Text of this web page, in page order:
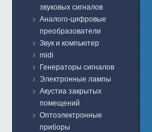
звуковых сигналов
Аналого-цифровые
преобразователи
Звук и компьютер
midi
Генераторы сигналов
Электронные лампы
Акустиа закрытых
помещений
Оптоэлектронные
приборы